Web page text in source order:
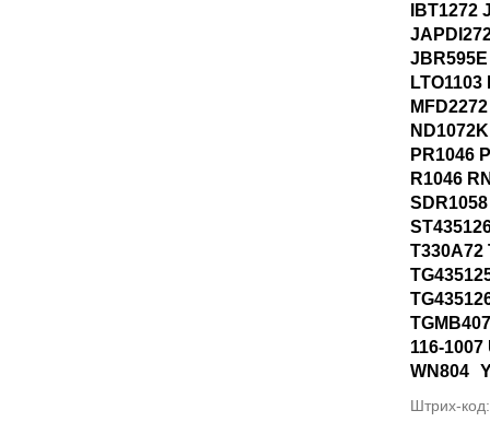
IBT1272
LTO1103
PR1046
R1046
T330A72
116-1007
WN804
Штрих-